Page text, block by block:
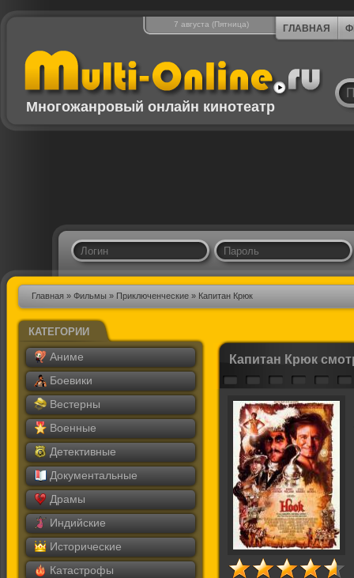
7 августа (Пятница) ГЛАВНАЯ
Многожанровый онлайн кинотеатр
Главная » Фильмы » Приключенческие » Капитан Крюк
КАТЕГОРИИ
Аниме
Боевики
Вестерны
Военные
Детективные
Документальные
Драмы
Индийские
Исторические
Катастрофы
Капитан Крюк